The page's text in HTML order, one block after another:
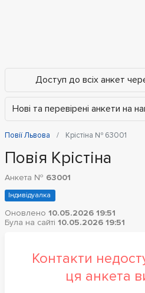
Доступ до всіх анкет
Нові та перевірені анкети на
Повії Львова Крістіна № 63001
Повія Крістіна
Анкета № 63001
Індивідуалка
Оновлено 10.05.2026 19:51
Була на сайті 10.05.2026 19:51
Контакти
ця анкета